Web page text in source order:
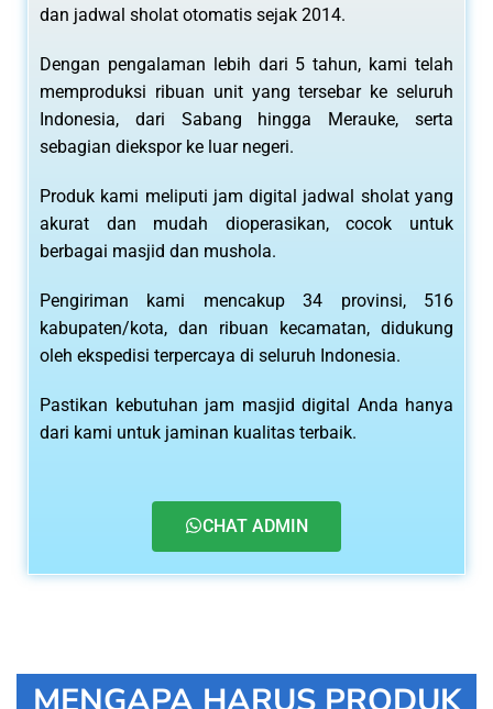
dan jadwal sholat otomatis sejak 2014.
Dengan pengalaman lebih dari 5 tahun, kami telah
memproduksi ribuan unit yang tersebar ke seluruh
Indonesia, dari Sabang hingga Merauke, serta
sebagian diekspor ke luar negeri.
Produk kami meliputi jam digital jadwal sholat yang
akurat dan mudah dioperasikan, cocok untuk
berbagai masjid dan mushola.
Pengiriman kami mencakup 34 provinsi, 516
kabupaten/kota, dan ribuan kecamatan, didukung
oleh ekspedisi terpercaya di seluruh Indonesia.
Pastikan kebutuhan jam masjid digital Anda hanya
dari kami untuk jaminan kualitas terbaik.
CHAT ADMIN